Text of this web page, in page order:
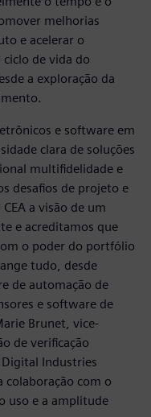
melhorias
e acelerar o
de vida do
a exploração da
e software em
clara de soluções
multifidelidade e
desafios de projeto e
a visão de um
e acreditamos que
o poder do portfólio
tudo, desde
de automação de
e software de
Brunet, vice-
de verificação
Industries
colaboração com o
uso e a amplitude